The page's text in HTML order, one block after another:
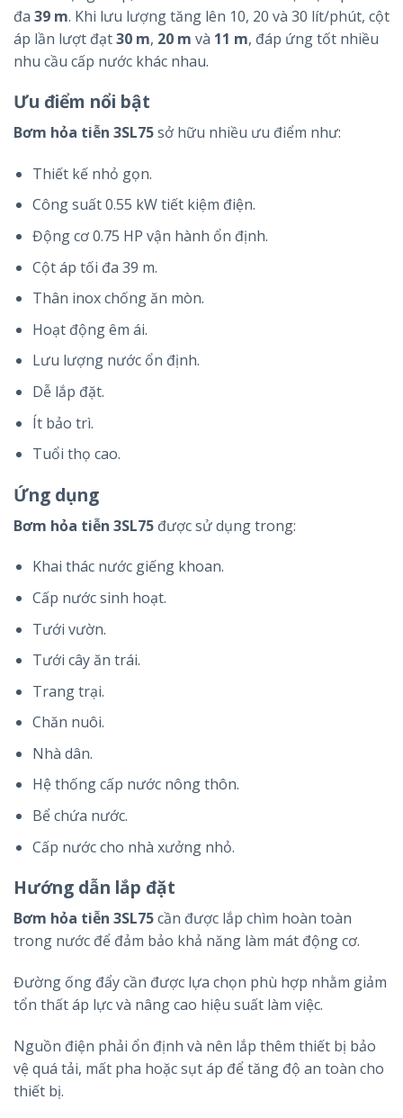
đa 39 m. Khi lưu lượng tăng lên 10, 20 và 30 lít/phút, cột
áp lần lượt đạt30 m, 20 m và 11 m, đáp ứng tốt nhiều
nhu cầu cấp nước khác nhau.
Ưu điểm nổi bật
Bơm hỏa tiễn 3SL75sở hữu nhiều ưu điểm như:
Thiết kế nhỏ gọn.
Công suất 0.55 kW tiết kiệm điện.
Động cơ 0.75 HP vận hành ổn định.
Cột áp tối đa 39 m.
Thân inox chống ăn mòn.
Hoạt động êm ái.
Lưu lượng nước ổn định.
Dễ lắp đặt.
Ít bảo trì.
Tuổi thọ cao.
Ứng dụng
Bơm hỏa tiễn 3SL75 được sử dụng trong:
Khai thác nước giếng khoan.
Cấp nước sinh hoạt.
Tưới vườn.
Tưới cây ăn trái.
Trang trại.
Chăn nuôi.
Nhà dân.
Hệ thống cấp nước nông thôn.
Bể chứa nước.
Cấp nước cho nhà xưởng nhỏ.
Hướng dẫn lắp đặt
Bơm hỏa tiễn 3SL75cần được lắp chìm hoàn toàn
trong nước để đảm bảo khả năng làm mát động cơ.
Đường ống đẩy cần được lựa chọn phù hợp nhằm giảm
tổn thất áp lực và nâng cao hiệu suất làm việc.
Nguồn điện phải ổn định và nên lắp thêm thiết bị bảo
vệ quá tải, mất pha hoặc sụt áp để tăng độ an toàn cho
thiết bị.